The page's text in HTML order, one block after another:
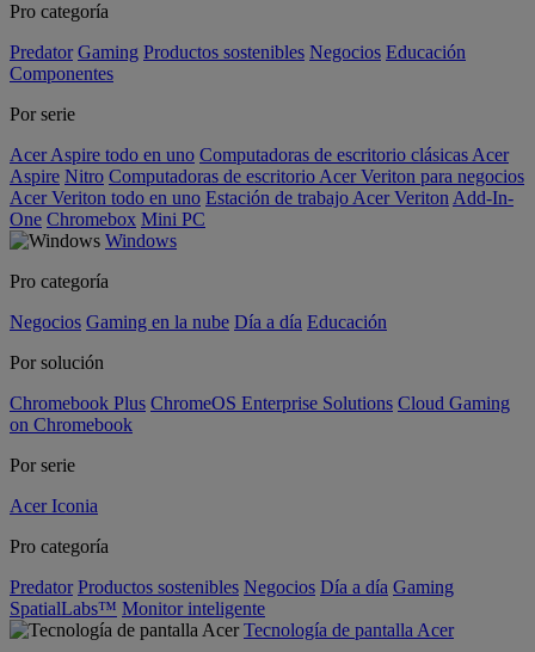
Pro categoría
Predator Gaming Productos sostenibles Negocios Educación
Componentes
Por serie
Acer Aspire todo en uno Computadoras de escritorio clásicas Acer
Aspire Nitro Computadoras de escritorio Acer Veriton para negocios
Acer Veriton todo en uno Estación de trabajo Acer Veriton Add-In-
One Chromebox Mini PC
Windows
Pro categoría
Negocios Gaming en la nube Día a día Educación
Por solución
Chromebook Plus ChromeOS Enterprise Solutions Cloud Gaming
on Chromebook
Por serie
Acer Iconia
Pro categoría
Predator Productos sostenibles Negocios Día a día Gaming
SpatialLabs™ Monitor inteligente
Tecnología de pantalla Acer